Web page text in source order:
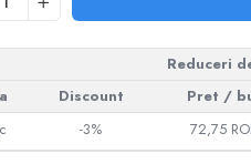
Reduceri
Discount Pret /
-3% 72,75